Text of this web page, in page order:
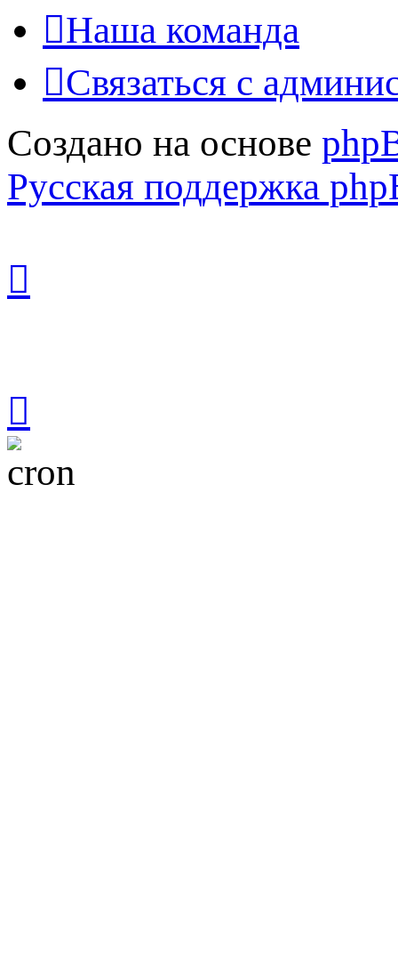
Наша команда
Связаться с
Создано на основе
Русская поддержка